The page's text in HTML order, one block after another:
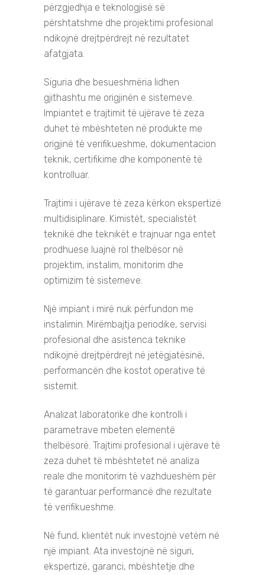
përzgjedhja e teknologjisë së
përshtatshme dhe projektimi profesional
ndikojnë drejtpërdrejt në rezultatet
afatgjata.
Siguria dhe besueshmëria lidhen
gjithashtu me origjinën e sistemeve.
Impiantet e trajtimit të ujërave të zeza
duhet të mbështeten në produkte me
origjinë të verifikueshme, dokumentacion
teknik, certifikime dhe komponentë të
kontrolluar.
Trajtimi i ujërave të zeza kërkon ekspertizë
multidisiplinare. Kimistët, specialistët
teknikë dhe teknikët e trajnuar nga entet
prodhuese luajnë rol thelbësor në
projektim, instalim, monitorim dhe
optimizim të sistemeve.
Një impiant i mirë nuk përfundon me
instalimin. Mirëmbajtja periodike, servisi
profesional dhe asistenca teknike
ndikojnë drejtpërdrejt në jetëgjatësinë,
performancën dhe kostot operative të
sistemit.
Analizat laboratorike dhe kontrolli i
parametrave mbeten elementë
thelbësorë. Trajtimi profesional i ujërave të
zeza duhet të mbështetet në analiza
reale dhe monitorim të vazhdueshëm për
të garantuar performancë dhe rezultate
të verifikueshme.
Në fund, klientët nuk investojnë vetëm në
një impiant. Ata investojnë në siguri,
ekspertizë, garanci, mbështetje dhe